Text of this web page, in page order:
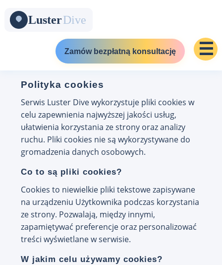
Zamów bezpłatną konsultację ☰
Polityka cookies
Serwis Luster Dive wykorzystuje pliki cookies w
celu zapewnienia najwyższej jakości usług,
ułatwienia korzystania ze strony oraz analizy
ruchu. Pliki cookies nie są wykorzystywane do
gromadzenia danych osobowych.
Co to są pliki cookies?
Cookies to niewielkie pliki tekstowe zapisywane
na urządzeniu Użytkownika podczas korzystania
ze strony. Pozwalają, między innymi,
zapamiętywać preferencje oraz personalizować
treści wyświetlane w serwisie.
W jakim celu używamy cookies?